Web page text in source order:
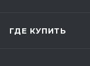
ГДЕ КУПИТЬ